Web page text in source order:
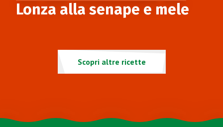
Lonza alla senape e mele
Scopri altre ricette